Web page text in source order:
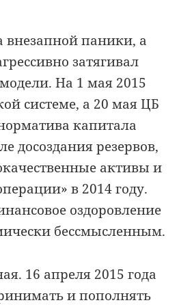
внезапной паники, а
затягивал
На 1 мая 2015
системе, а 20 мая ЦБ
капитала
досоздания резервов,
активы и
в 2014 году.
оздоровление
бессмысленным.
16 апреля 2015 года
и пополнять